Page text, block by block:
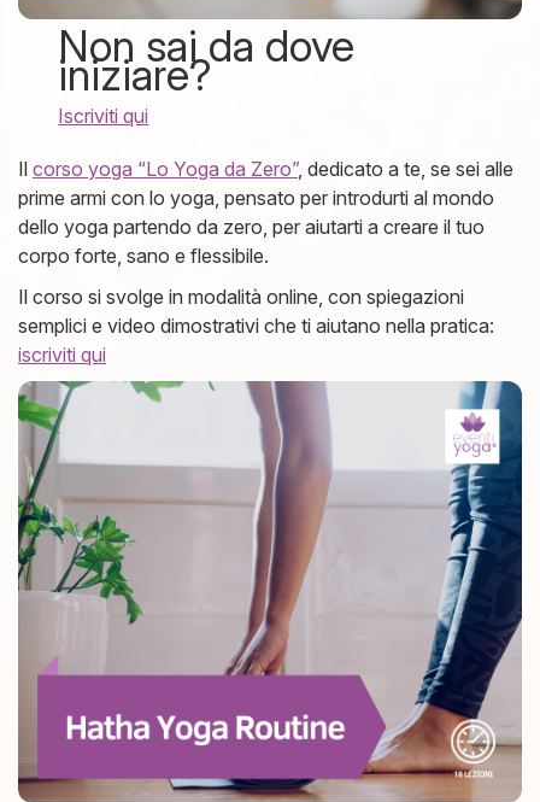
Non sai da dove
iniziare?
Iscriviti qui
Il corso yoga “Lo Yoga da Zero”, dedicato a te, se sei alle
prime armi con lo yoga, pensato per introdurti al mondo
dello yoga partendo da zero, per aiutarti a creare il tuo
corpo forte, sano e flessibile.
Il corso si svolge in modalità online, con spiegazioni
semplici e video dimostrativi che ti aiutano nella pratica:
iscriviti qui